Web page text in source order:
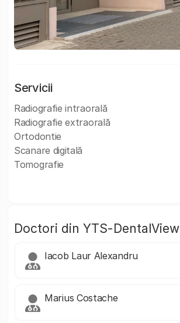
Servicii
Radiografie intraorală
Radiografie extraorală
Ortodontie
Scanare digitală
Tomografie
Doctori din YTS-DentalView
Iacob Laur Alexandru
Marius Costache